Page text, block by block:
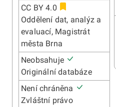
CC BY 4.0
Oddělení dat, analýz a
evaluací, Magistrát
města Brna
Neobsahuje
Originální databáze
Není chráněna
Zvláštní právo